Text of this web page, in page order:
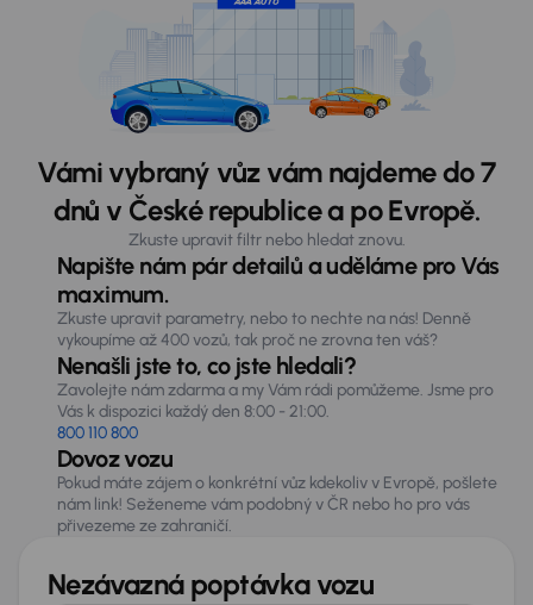
Vámi vybraný vůz vám najdeme do 7
dnů v České republice a po Evropě.
Zkuste upravit filtr nebo hledat znovu.
Napište nám pár detailů a uděláme pro Vás
maximum.
Zkuste upravit parametry, nebo to nechte na nás! Denně
vykoupíme až 400 vozů, tak proč ne zrovna ten váš?
Nenašli jste to, co jste hledali?
Zavolejte nám zdarma a my Vám rádi pomůžeme. Jsme pro
Vás k dispozici každý den 8:00 - 21:00.
800 110 800
Dovoz vozu
Pokud máte zájem o konkrétní vůz kdekoliv v Evropě, pošlete
nám link! Seženeme vám podobný v ČR nebo ho pro vás
přivezeme ze zahraničí.
Nezávazná poptávka vozu